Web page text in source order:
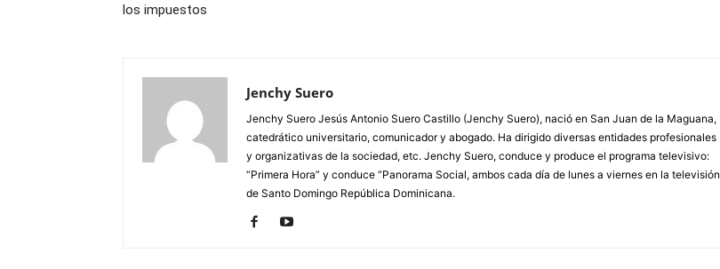
los impuestos
Jenchy Suero
Jenchy Suero Jesús Antonio Suero Castillo (Jenchy Suero), nació en San Juan de la Maguana,
catedrático universitario, comunicador y abogado. Ha dirigido diversas entidades profesionales
y organizativas de la sociedad, etc. Jenchy Suero, conduce y produce el programa televisivo:
“Primera Hora” y conduce “Panorama Social, ambos cada día de lunes a viernes en la televisión
de Santo Domingo República Dominicana.